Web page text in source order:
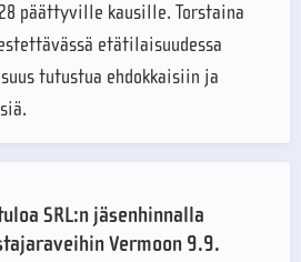
päättyville kausille. Torstaina
etätilaisuudessa
tutustua ehdokkaisiin ja
SRL:n jäsenhinnalla
Vermoon 9.9.